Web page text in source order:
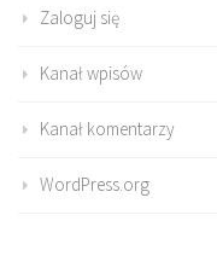
Zaloguj się
Kanał wpisów
Kanał komentarzy
WordPress.org